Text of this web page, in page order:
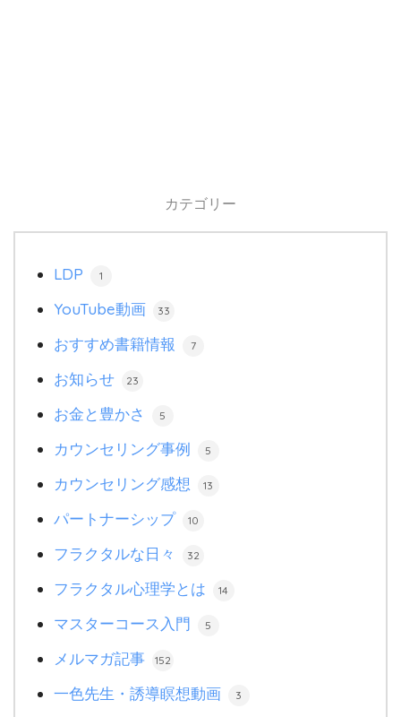
カテゴリー
LDP 1
YouTube動画 33
おすすめ書籍情報 7
お知らせ 23
お金と豊かさ 5
カウンセリング事例 5
カウンセリング感想 13
パートナーシップ 10
フラクタルな日々 32
フラクタル心理学とは 14
マスターコース入門 5
メルマガ記事 152
一色先生・誘導瞑想動画 3